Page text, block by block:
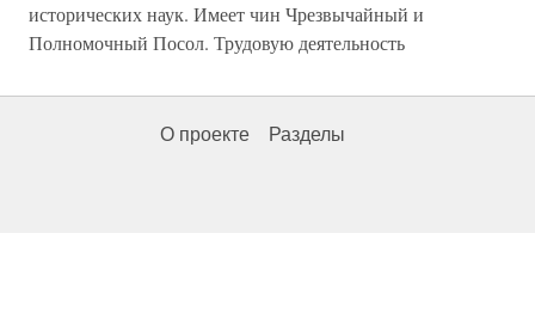
исторических наук. Имеет чин Чрезвычайный и
Полномочный Посол. Трудовую деятельность
О проекте Разделы